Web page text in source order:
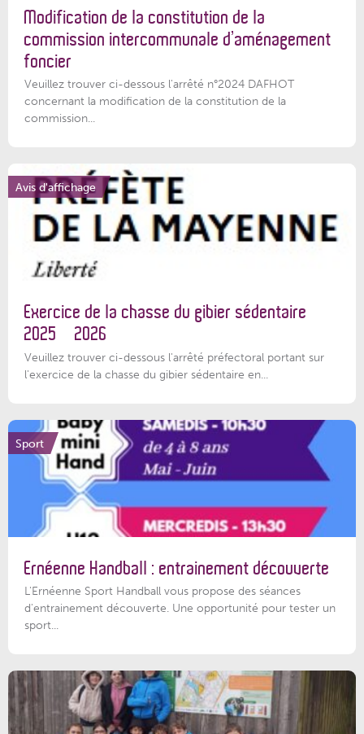
Modification de la constitution de la
commission intercommunale d’aménagement
foncier
Veuillez trouver ci-dessous l'arrêté n°2024 DAFHOT
concernant la modification de la constitution de la
commission...
Avis d'affichage
Exercice de la chasse du gibier sédentaire
2025 – 2026
Veuillez trouver ci-dessous l'arrêté préfectoral portant sur
l'exercice de la chasse du gibier sédentaire en...
Sport
Ernéenne Handball : entrainement découverte
L'Ernéenne Sport Handball vous propose des séances
d'entrainement découverte. Une opportunité pour tester un
sport...